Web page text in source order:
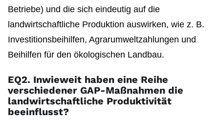
Betriebe) und die sich eindeutig auf die
landwirtschaftliche Produktion auswirken, wie z. B.
Investitionsbeihilfen, Agrarumweltzahlungen und
Beihilfen für den ökologischen Landbau.
EQ2. Inwieweit haben eine Reihe
verschiedener GAP-Maßnahmen die
landwirtschaftliche Produktivität
beeinflusst?